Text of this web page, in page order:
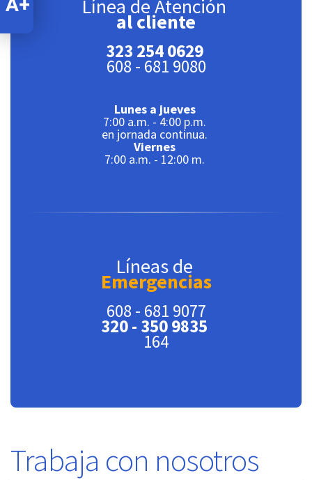
Línea de Atención
al cliente
323 254 0629
608 - 681 9080
Lunes a jueves
7:00 a.m. - 4:00 p.m.
en jornada continua.
Viernes
7:00 a.m. - 12:00 m.
Líneas de
Emergencias
608 - 681 9077
320 - 350 9835
164
Trabaja con nosotros